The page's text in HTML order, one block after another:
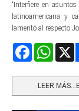
“Interfiere en
latinoamericana y
lamentó al respecto
Facebook
LEER